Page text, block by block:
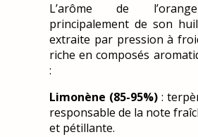
L’arôme de
principalement de son
extraite par pression à
riche en composés
:
Limonène (85-95%) :
responsable de la note
et pétillante.